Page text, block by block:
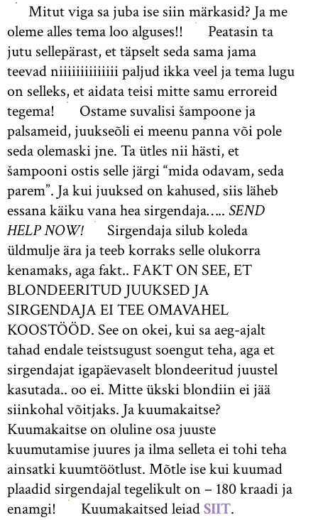
Mitut viga sa juba ise siin märkasid? Ja me
oleme alles tema loo alguses!!
Peatasin ta
jutu sellepärast, et täpselt seda sama jama
teevad niiiiiiiiiiiiii paljud ikka veel ja tema lugu
on selleks, et aidata teisi mitte samu erroreid
tegema!
Ostame suvalisi šampoone ja
palsameid, juukseõli ei meenu panna või pole
seda olemaski jne. Ta ütles nii hästi, et
šampooni ostis selle järgi “mida odavam, seda
parem”. Ja kui juuksed on kahused, siis läheb
essana käiku vana hea sirgendaja….. SEND
HELP NOW!
Sirgendaja silub koleda
üldmulje ära ja teeb korraks selle olukorra
kenamaks, aga fakt.. FAKT ON SEE, ET
BLONDEERITUD JUUKSED JA
SIRGENDAJA EI TEE OMAVAHEL
KOOSTÖÖD. See on okei, kui sa aeg-ajalt
tahad endale teistsugust soengut teha, aga et
sirgendajat igapäevaselt blondeeritud juustel
kasutada.. oo ei. Mitte ükski blondiin ei jää
siinkohal võitjaks. Ja kuumakaitse?
Kuumakaitse on oluline osa juuste
kuumutamise juures ja ilma selleta ei tohi teha
ainsatki kuumtöötlust. Mõtle ise kui kuumad
plaadid sirgendajal tegelikult on – 180 kraadi ja
enamgi!
Kuumakaitsed leiadSIIT.